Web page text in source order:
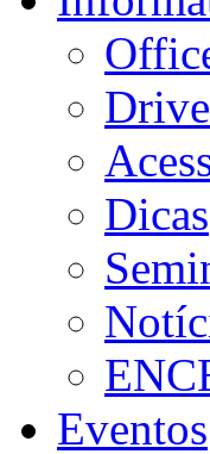
Dicas
Eventos